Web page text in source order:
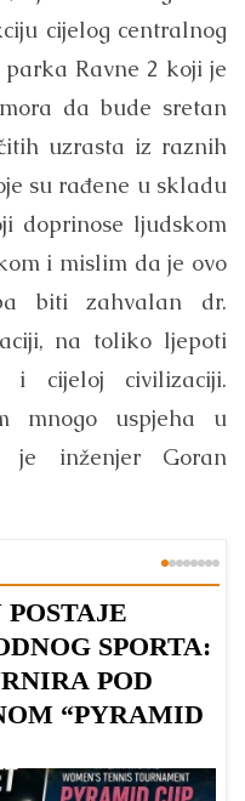
cijelog centralnog
Ravne 2 koji je
da bude sretan
uzrasta iz raznih
su rađene u skladu
doprinose ljudskom
i mislim da je ovo
biti zahvalan dr.
na toliko ljepoti
i cijeloj civilizaciji.
mnogo uspjeha u
inženjer Goran
SPORTA:
POD
“PYRAMID